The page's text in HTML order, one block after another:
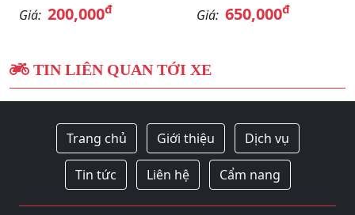
Giá: 200,000đ
Giá: 650,000đ
TIN LIÊN QUAN TỚI XE
Trang chủ Giới thiệu Dịch vụ
Tin tức Liên hệ Cẩm nang